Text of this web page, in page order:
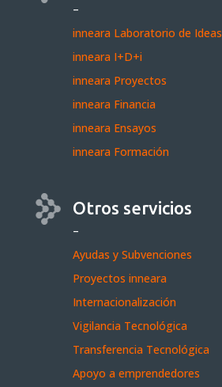
–
inneara Laboratorio de Ideas
inneara I+D+i
inneara Proyectos
inneara Financia
inneara Ensayos
inneara Formación
Otros servicios
–
Ayudas y Subvenciones
Proyectos inneara
Internacionalización
Vigilancia Tecnológica
Transferencia Tecnológica
Apoyo a emprendedores